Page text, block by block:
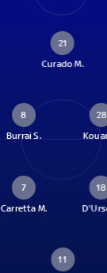
21
Curado M.
8
Burrai S.
28
18
7
Carretta M.
11